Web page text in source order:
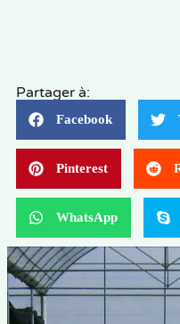
Partager à:
Facebook
Pinterest
WhatsApp